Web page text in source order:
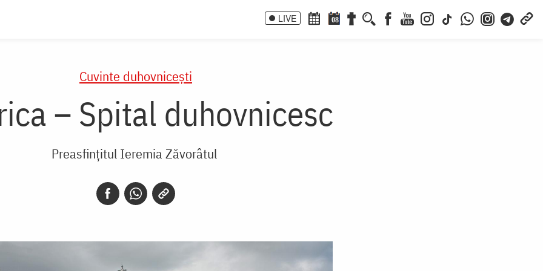
LIVE 08
Cuvinte duhovnicești
– Spital duhovnicesc
Preasfințitul Ieremia Zăvorâtul